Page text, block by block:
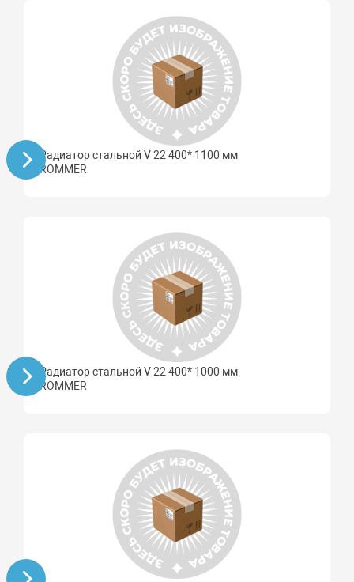
Радиатор стальной V 22 400* 1100 мм
ROMMER
Радиатор стальной V 22 400* 1000 мм
ROMMER